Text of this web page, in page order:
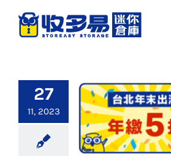
27
11, 2023